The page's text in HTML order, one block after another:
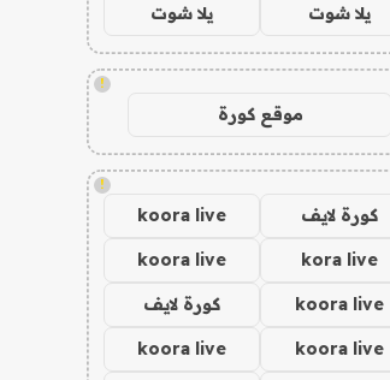
يلا شوت يلا شوت
!
موقع كورة
!
كورة لايف koora live
kora live
koora live
koora live كورة لايف
koora live
koora live